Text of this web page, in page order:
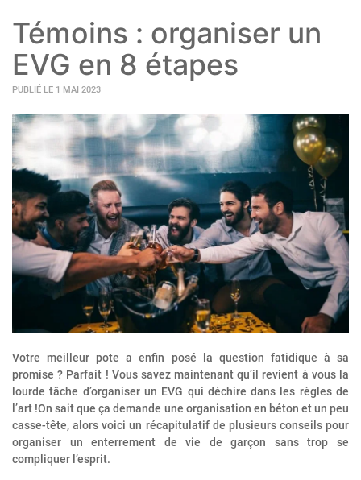
Témoins : organiser un
EVG en 8 étapes
PUBLIÉ LE 1 MAI 2023
Votre meilleur pote a enfin posé la question fatidique à sa
promise ? Parfait ! Vous savez maintenant qu’il revient à vous la
lourde tâche d’organiser un EVG qui déchire dans les règles de
l’art !On sait que ça demande une organisation en béton et un peu
casse-tête, alors voici un récapitulatif de plusieurs conseils pour
organiser un enterrement de vie de garçon sans trop se
compliquer l’esprit.